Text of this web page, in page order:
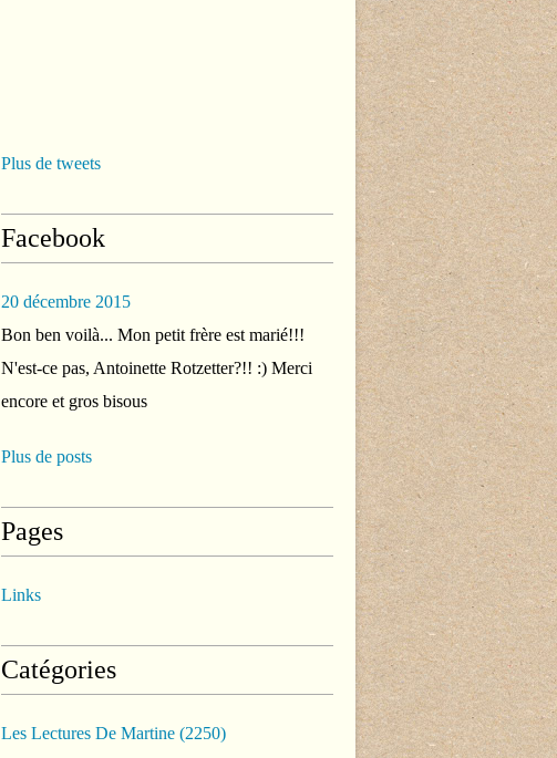
Plus de tweets
Facebook
20 décembre 2015
Bon ben voilà... Mon petit frère est marié!!!
N'est-ce pas, Antoinette Rotzetter?!! :) Merci
encore et gros bisous
Plus de posts
Pages
Links
Catégories
Les Lectures De Martine (2250)